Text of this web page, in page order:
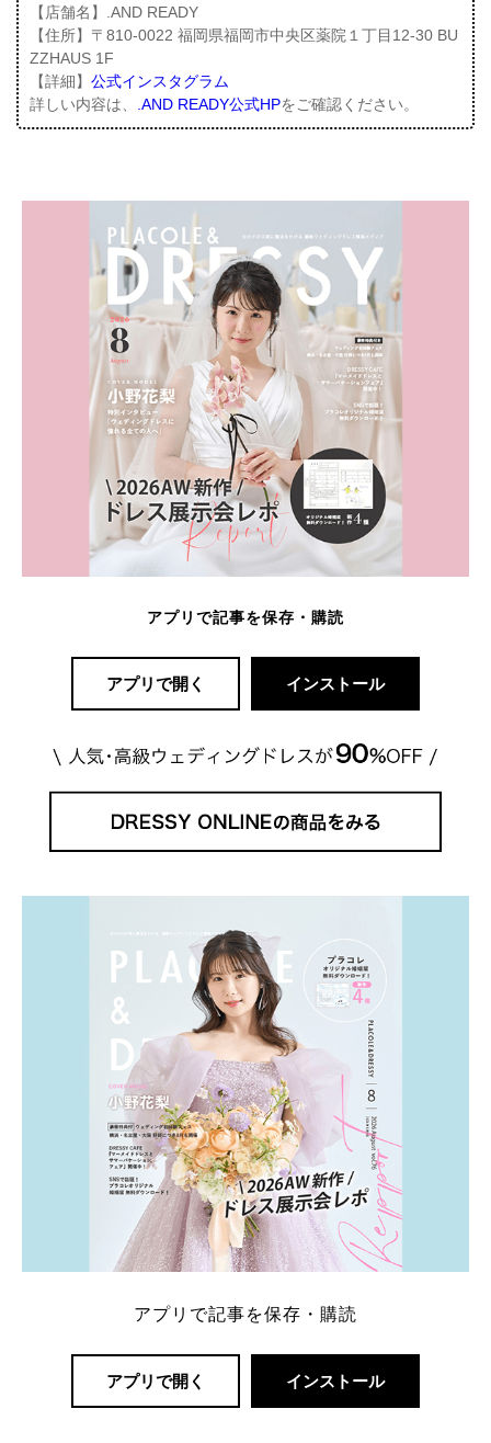
【店舗名】.AND READY
【住所】〒810-0022 福岡県福岡市中央区薬院１丁目12-30 BU
ZZHAUS 1F
【詳細】 公式インスタグラム
詳しい内容は、
.AND READY公式HPをご確認ください。
アプリで記事を保存・購読
アプリで開く インストール
アプリで記事を保存・購読
アプリで開く インストール